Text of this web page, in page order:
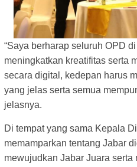
“Saya berharap seluruh OPD
meningkatkan kreatifitas serta
secara digital, kedepan harus
yang jelas serta semua
jelasnya.
Di tempat yang sama Kepala
memamparkan tentang Jabar
mewujudkan Jabar Juara